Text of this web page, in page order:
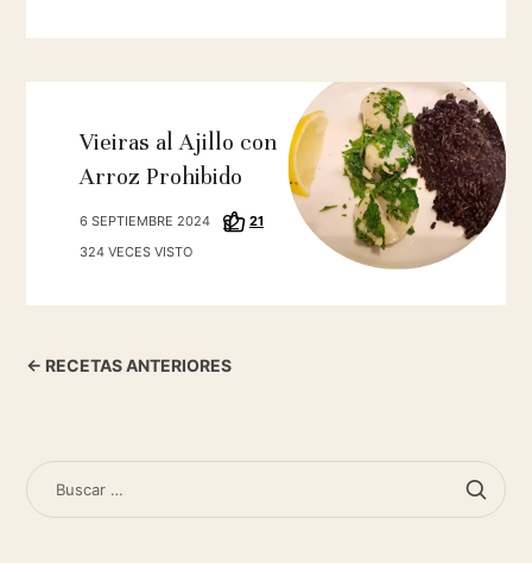
Vieiras al Ajillo con
Arroz Prohibido
6 SEPTIEMBRE 2024
21
324 VECES VISTO
← RECETAS ANTERIORES
BUSCAR: